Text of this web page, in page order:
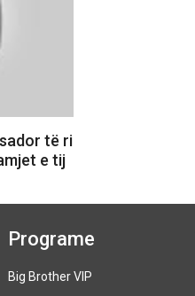
të ri
e tij
Programe
Big Brother VIP